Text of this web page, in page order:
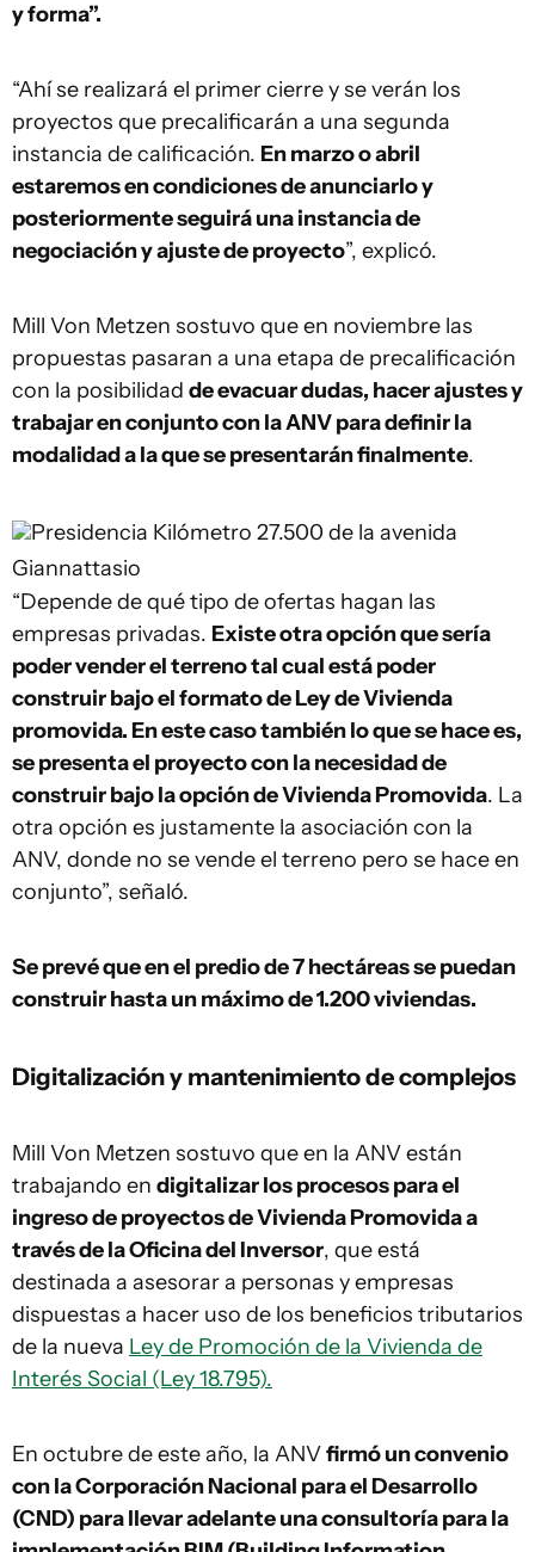
y forma”.
“Ahí se realizará el primer cierre y se verán los
proyectos que precalificarán a una segunda
instancia de calificación. En marzo o abril
estaremos en condiciones de anunciarlo y
posteriormente seguirá una instancia de
negociación y ajuste de proyecto”, explicó.
Mill Von Metzen sostuvo que en noviembre las
propuestas pasaran a una etapa de precalificación
con la posibilidad de evacuar dudas, hacer ajustes y
trabajar en conjunto con la ANV para definir la
modalidad a la que se presentarán finalmente.
Presidencia Kilómetro 27.500 de la avenida
Giannattasio
“Depende de qué tipo de ofertas hagan las
empresas privadas. Existe otra opción que sería
poder vender el terreno tal cual está poder
construir bajo el formato de Ley de Vivienda
promovida. En este caso también lo que se hace es,
se presenta el proyecto con la necesidad de
construir bajo la opción de Vivienda Promovida. La
otra opción es justamente la asociación con la
ANV, donde no se vende el terreno pero se hace en
conjunto”, señaló.
Se prevé que en el predio de 7 hectáreas se puedan
construir hasta un máximo de 1.200 viviendas.
Digitalización y mantenimiento de complejos
Mill Von Metzen sostuvo que en la ANV están
trabajando en digitalizar los procesos para el
ingreso de proyectos de Vivienda Promovida a
través de la Oficina del Inversor, que está
destinada a asesorar a personas y empresas
dispuestas a hacer uso de los beneficios tributarios
de la nueva Ley de Promoción de la Vivienda de
Interés Social (Ley 18.795).
En octubre de este año, la ANVfirmó un convenio
con la Corporación Nacional para el Desarrollo
(CND) para llevar adelante una consultoría para la